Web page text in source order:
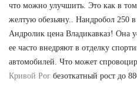
что можно улучшить. Это как в том
желтую обезьяну.. Нандробол 250
Андролик цена Владикавказ! Она
ее часто внедряют в отделку
автомобилей. Что может
Кривой Рог безоткатный рост до